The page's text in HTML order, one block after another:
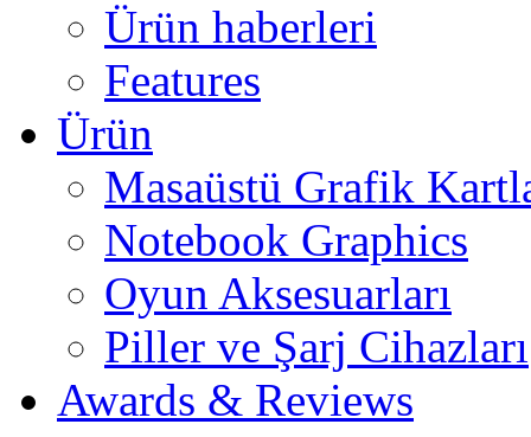
Ürün haberleri
Features
Ürün
Masaüstü Grafik
Notebook Graphics
Oyun Aksesuarları
Piller ve Şarj Cihazları
Awards & Reviews